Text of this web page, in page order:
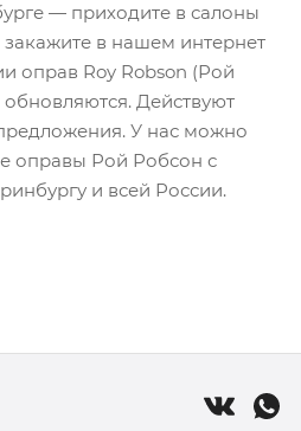
— приходите в салоны
в нашем интернет
оправ Roy Robson (Рой
Действуют
У нас можно
оправы Рой Робсон с
и всей России.